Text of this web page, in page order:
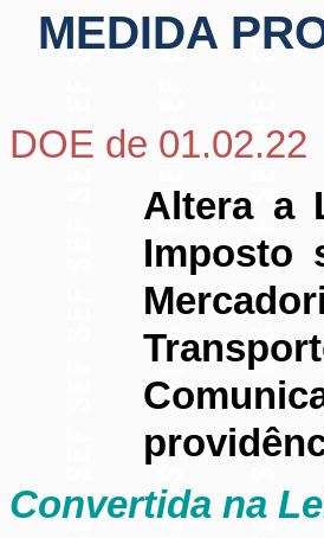
MEDIDA
DOE de 01.02.22
Altera a
Imposto
Convertida na